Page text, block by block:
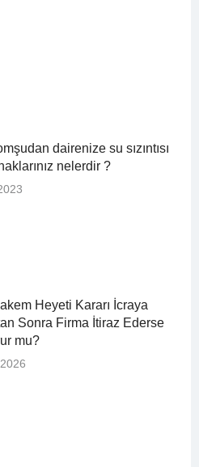
dairenize su sızıntısı
nelerdir ?
Heyeti Kararı İcraya
Sonra Firma İtiraz Ederse
mu?